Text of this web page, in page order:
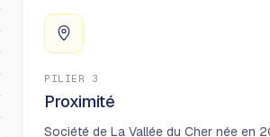
PILIER 3
Proximité
Société de La Vallée du Cher née en